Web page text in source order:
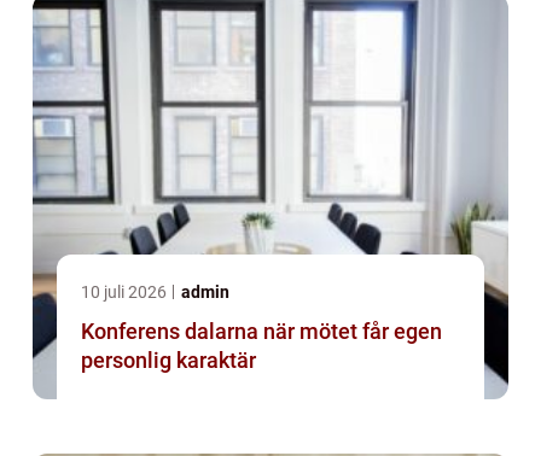
10 juli 2026 admin
Konferens dalarna när mötet får egen
personlig karaktär